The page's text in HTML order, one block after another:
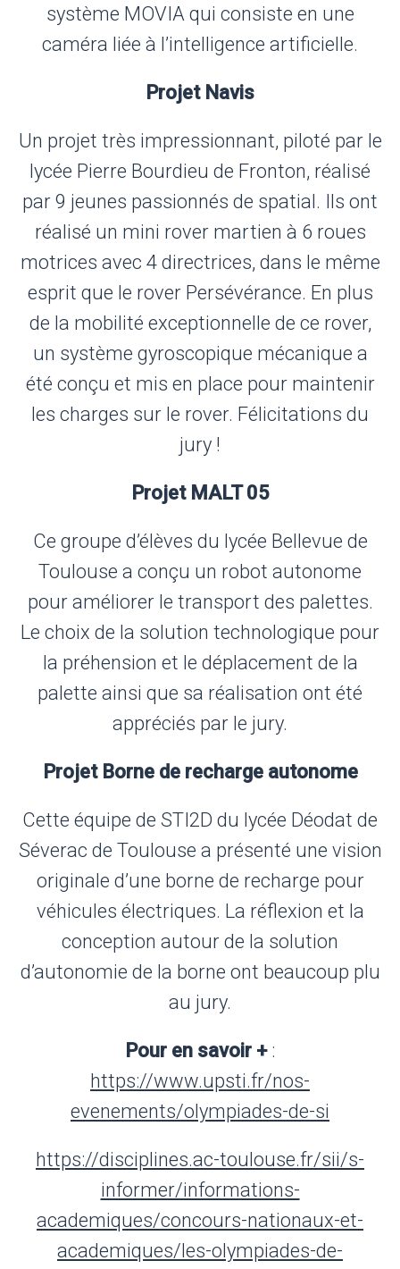
système MOVIA qui consiste en une
caméra liée à l’intelligence artificielle.
Projet Navis
Un projet très impressionnant, piloté par le
lycée Pierre Bourdieu de Fronton, réalisé
par 9 jeunes passionnés de spatial. Ils ont
réalisé un mini rover martien à 6 roues
motrices avec 4 directrices, dans le même
esprit que le rover Persévérance. En plus
de la mobilité exceptionnelle de ce rover,
un système gyroscopique mécanique a
été conçu et mis en place pour maintenir
les charges sur le rover. Félicitations du
jury !
Projet MALT 05
Ce groupe d’élèves du lycée Bellevue de
Toulouse a conçu un robot autonome
pour améliorer le transport des palettes.
Le choix de la solution technologique pour
la préhension et le déplacement de la
palette ainsi que sa réalisation ont été
appréciés par le jury.
Projet Borne de recharge autonome
Cette équipe de STI2D du lycée Déodat de
Séverac de Toulouse a présenté une vision
originale d’une borne de recharge pour
véhicules électriques. La réflexion et la
conception autour de la solution
d’autonomie de la borne ont beaucoup plu
au jury.
Pour en savoir +:
https://www.upsti.fr/nos-
evenements/olympiades-de-si
https://disciplines.ac-toulouse.fr/sii/s-
informer/informations-
academiques/concours-nationaux-et-
academiques/les-olympiades-de-